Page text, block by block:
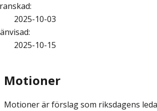
:
2025-10-03
:
2025-10-15
Motioner
Motioner är förslag som riksdagens